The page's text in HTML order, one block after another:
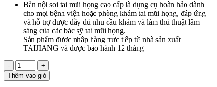
Bàn nội soi tai mũi họng cao cấp là dụng cụ hoàn hảo dành
cho mọi bệnh viện hoặc phòng khám tai mũi họng, đáp ứng
và hỗ trợ được đầy đủ nhu cầu khám và làm thủ thuật lâm
sàng của các bác sỹ tai mũi họng.
Sản phẩm được nhập hàng trực tiếp từ nhà sản xuất
TAIJIANG và được bảo hành 12 tháng
-
+
Thêm vào giỏ